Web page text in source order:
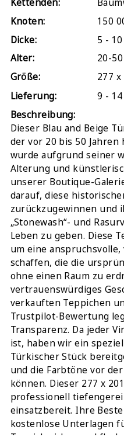
Kettenden:
Knoten:
150
Dicke:
5 -
Alter:
20-
Größe:
277 x
Lieferung:
9 -
Beschreibung:
Dieser Blau and Beige
der vor 20 bis 50
wurde aufgrund seiner
Alterung und
unserer Boutique-
darauf, diese
zurückzugewinnen und
„Stonewash“- und
Leben zu geben. Diese
um eine
schaffen, die die
ohne einen Raum zu
vertrauenswürdiges
verkauften Teppichen
Trustpilot-Bewertung
Transparenz. Da jeder
ist, haben wir ein
Türkischer Stück
und die Farbtöne vor
können. Dieser 277 x
professionell
einsatzbereit. Ihre
kostenlose Unterlagen
Teppich sicher und flach